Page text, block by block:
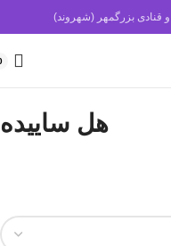
قنادی بزرگمهر (شهروند)
هل ساییده